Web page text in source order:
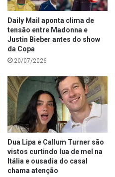
Daily Mail aponta clima de
tensão entre Madonna e
Justin Bieber antes do show
da Copa
20/07/2026
Dua Lipa e Callum Turner são
vistos curtindo lua de mel na
Itália e ousadia do casal
chama atenção